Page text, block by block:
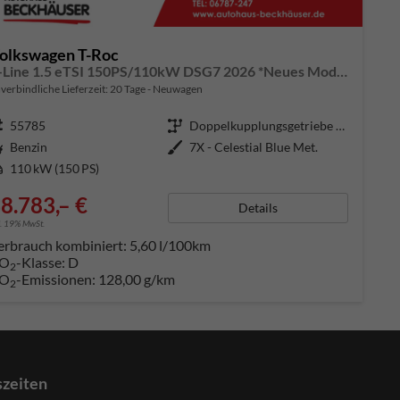
T-Roc
R-Line 1.5 eTSI 150PS/110kW DSG7 2026 *Neues Modell* | +AHK +BlackStyle +19" ALU +IQ.Licht-Matrix +NAVI
Lieferzeit: 20 Tage Neuwagen
55785 Getriebe
Doppelkupplungsgetriebe (DSG)
Benzin Außenfarbe 7X - Celestial Blue Met.
110 kW (150 PS)
€
19% MwSt.
Details
kombiniert: 5,60 l/100km
2-Klasse: D
2-Emissionen: 128,00 g/km